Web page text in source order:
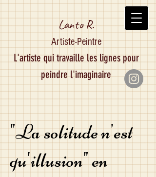
Lanto R.
Artiste-Peintre
L'artiste qui travaille les lignes pour
peindre l'imaginaire
"La solitude n'est
qu'illusion" en